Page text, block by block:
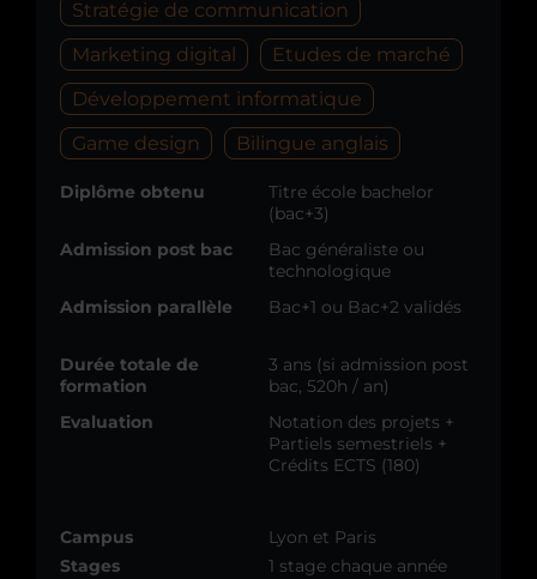
Stratégie de communication
Marketing digital
Etudes de marché
Développement informatique
Game design
Bilingue anglais
Diplôme obtenu
Titre école bachelor
(bac+3)
Admission post bac
Bac généraliste ou
technologique
Admission parallèle
Bac+1 ou Bac+2 validés
Durée totale de
formation
3 ans (si admission post
bac, 520h / an)
Evaluation
Notation des projets +
Partiels semestriels +
Crédits ECTS (180)
Campus
Lyon et Paris
Stages
1 stage chaque année